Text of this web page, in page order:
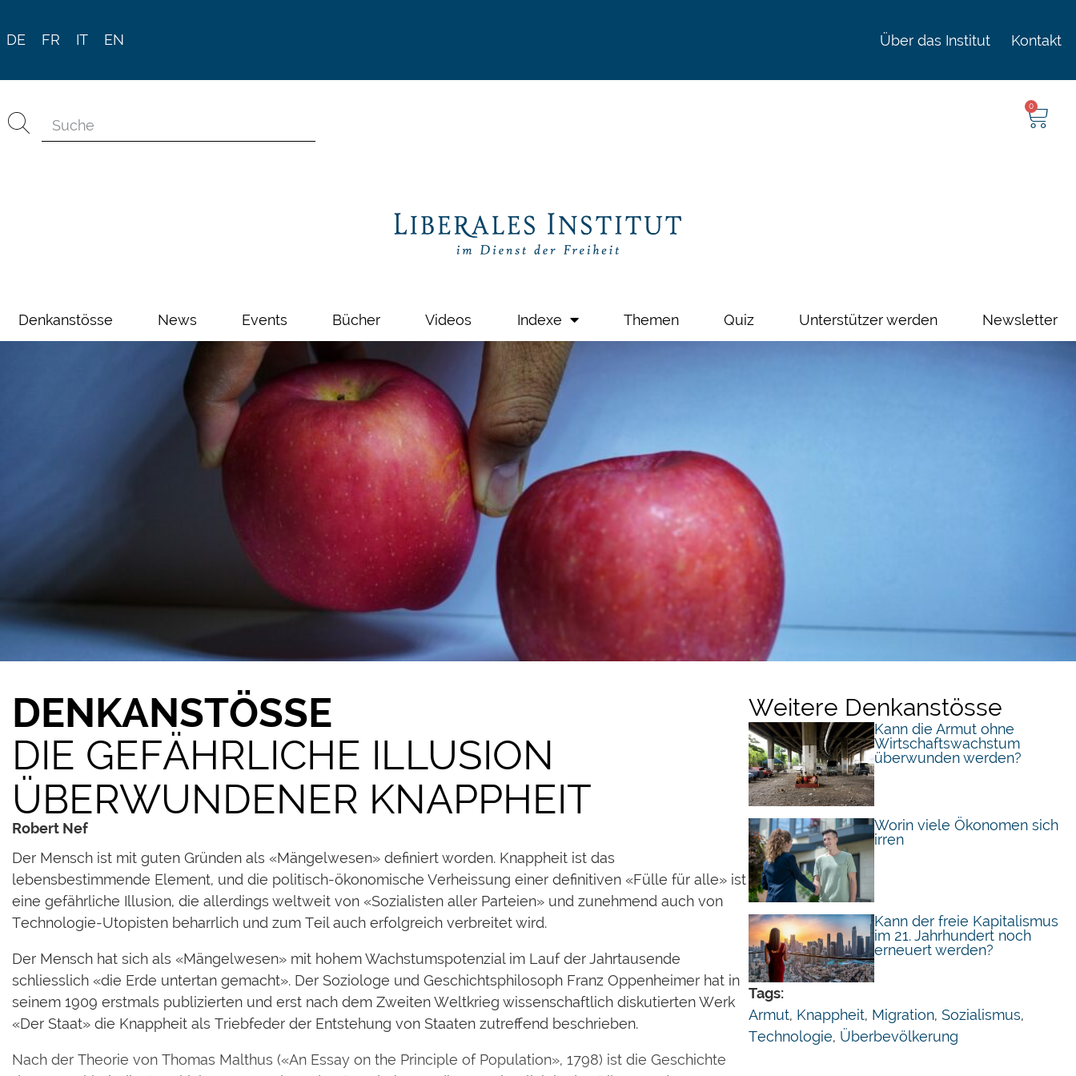
DE FR IT EN Über das Institut Kontakt
0
Denkanstösse News Events Bücher Videos Indexe Themen Quiz Unterstützer werden Newsletter
DENKANSTÖSSE
DIE GEFÄHRLICHE ILLUSION
ÜBERWUNDENER KNAPPHEIT
Robert Nef
Der Mensch ist mit guten Gründen als «Mängelwesen» definiert worden. Knappheit ist das
lebensbestimmende Element, und die politisch-ökonomische Verheissung einer definitiven «Fülle für alle» ist
eine gefährliche Illusion, die allerdings weltweit von «Sozialisten aller Parteien» und zunehmend auch von
Technologie-Utopisten beharrlich und zum Teil auch erfolgreich verbreitet wird.
Der Mensch hat sich als «Mängelwesen» mit hohem Wachstumspotenzial im Lauf der Jahrtausende
schliesslich «die Erde untertan gemacht». Der Soziologe und Geschichtsphilosoph Franz Oppenheimer hat in
seinem 1909 erstmals publizierten und erst nach dem Zweiten Weltkrieg wissenschaftlich diskutierten Werk
«Der Staat» die Knappheit als Triebfeder der Entstehung von Staaten zutreffend beschrieben.
Nach der Theorie von Thomas Malthus («An Essay on the Principle of Population», 1798) ist die Geschichte
Weitere Denkanstösse
Kann die Armut ohne
Wirtschaftswachstum
überwunden werden?
Worin viele Ökonomen sich
irren
Kann der freie Kapitalismus
im 21. Jahrhundert noch
erneuert werden?
Tags:
Armut, Knappheit, Migration, Sozialismus,
Technologie, Überbevölkerung